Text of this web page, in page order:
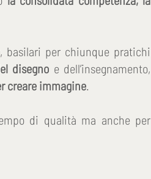
, basilari per chiunque pratichi
disegno e dell’insegnamento,
creare immagine.
di qualità ma anche per